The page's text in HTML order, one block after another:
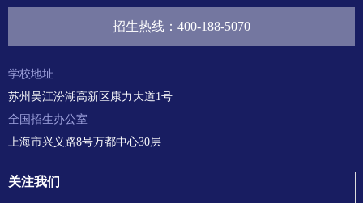
关注我们
学校地址
苏州吴江汾湖高新区康力大道1号
全国招生办公室
上海市兴义路8号万都中心30层
招生热线：400-188-5070